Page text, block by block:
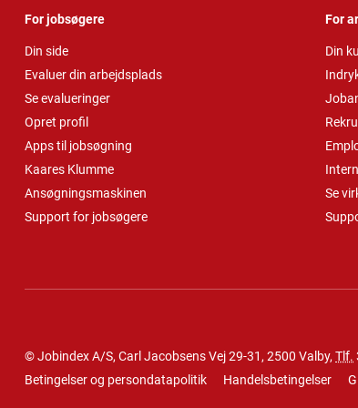
For jobsøgere
Din side
Evaluer din arbejdsplads
Se evalueringer
Opret profil
Apps til jobsøgning
Kaares Klumme
Ansøgningsmaskinen
Support for jobsøgere
For
Din
Se
© Jobindex A/S, Carl Jacobsens Vej 29-31, 2500 Valby, Tlf.
Betingelser og persondatapolitik
Handelsbetingelser